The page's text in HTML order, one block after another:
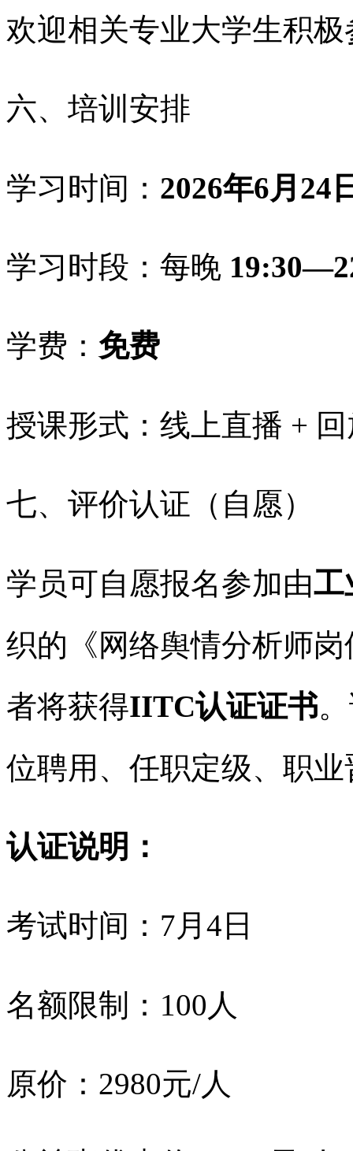
欢迎相关专业大学生积极
六、培训安排
学习时间： 2026年6月24
学习时段：每晚
学费： 免费
授课形式：线上直播 +
七、评价认证（自愿）
学员可自愿报名参加由工
织的《网络舆情分析师
者将获得IITC认证证书
位聘用、任职定级、职
认证说明：
考试时间：7月4日
名额限制：100人
原价：2980元/人